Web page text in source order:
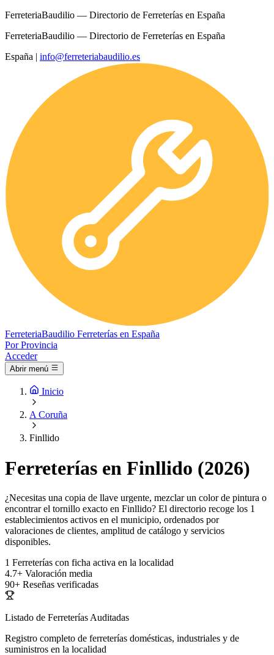
FerreteriaBaudilio — Directorio de Ferreterías en España
FerreteriaBaudilio — Directorio de Ferreterías en España
España | info@ferreteriabaudilio.es
FerreteriaBaudilio Ferreterías en España
Por Provincia
Acceder
Abrir menú
Inicio
A Coruña
Finllido
Ferreterías en Finllido (2026)
¿Necesitas una copia de llave urgente, mezclar un color de pintura o
encontrar el tornillo exacto en Finllido? El directorio recoge los 1
establecimientos activos en el municipio, ordenados por
valoraciones de clientes, amplitud de catálogo y servicios
disponibles.
1 Ferreterías con ficha activa en la localidad
4.7+ Valoración media
90+ Reseñas verificadas
Listado de Ferreterías Auditadas
Registro completo de ferreterías domésticas, industriales y de
suministros en la localidad